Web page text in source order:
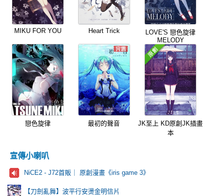
MIKU FOR YOU Heart Trick
LOVE'S 戀色旋律
MELODY
戀色旋律 最初的聲音
JK至上 KD原創JK插畫
本
宣傳小喇叭
NiCE2 - J72首販｜ 原創漫畫《iris game 3》
【刀劍亂舞】波平行安燙金明信片